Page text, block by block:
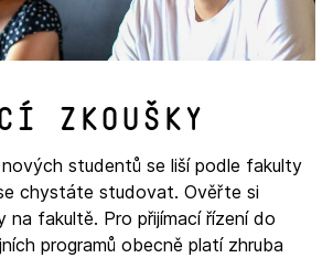
zkoušky
nových studentů se liší podle fakulty
chystáte studovat. Ověřte si
na fakultě. Pro přijímací řízení do
programů obecně platí zhruba